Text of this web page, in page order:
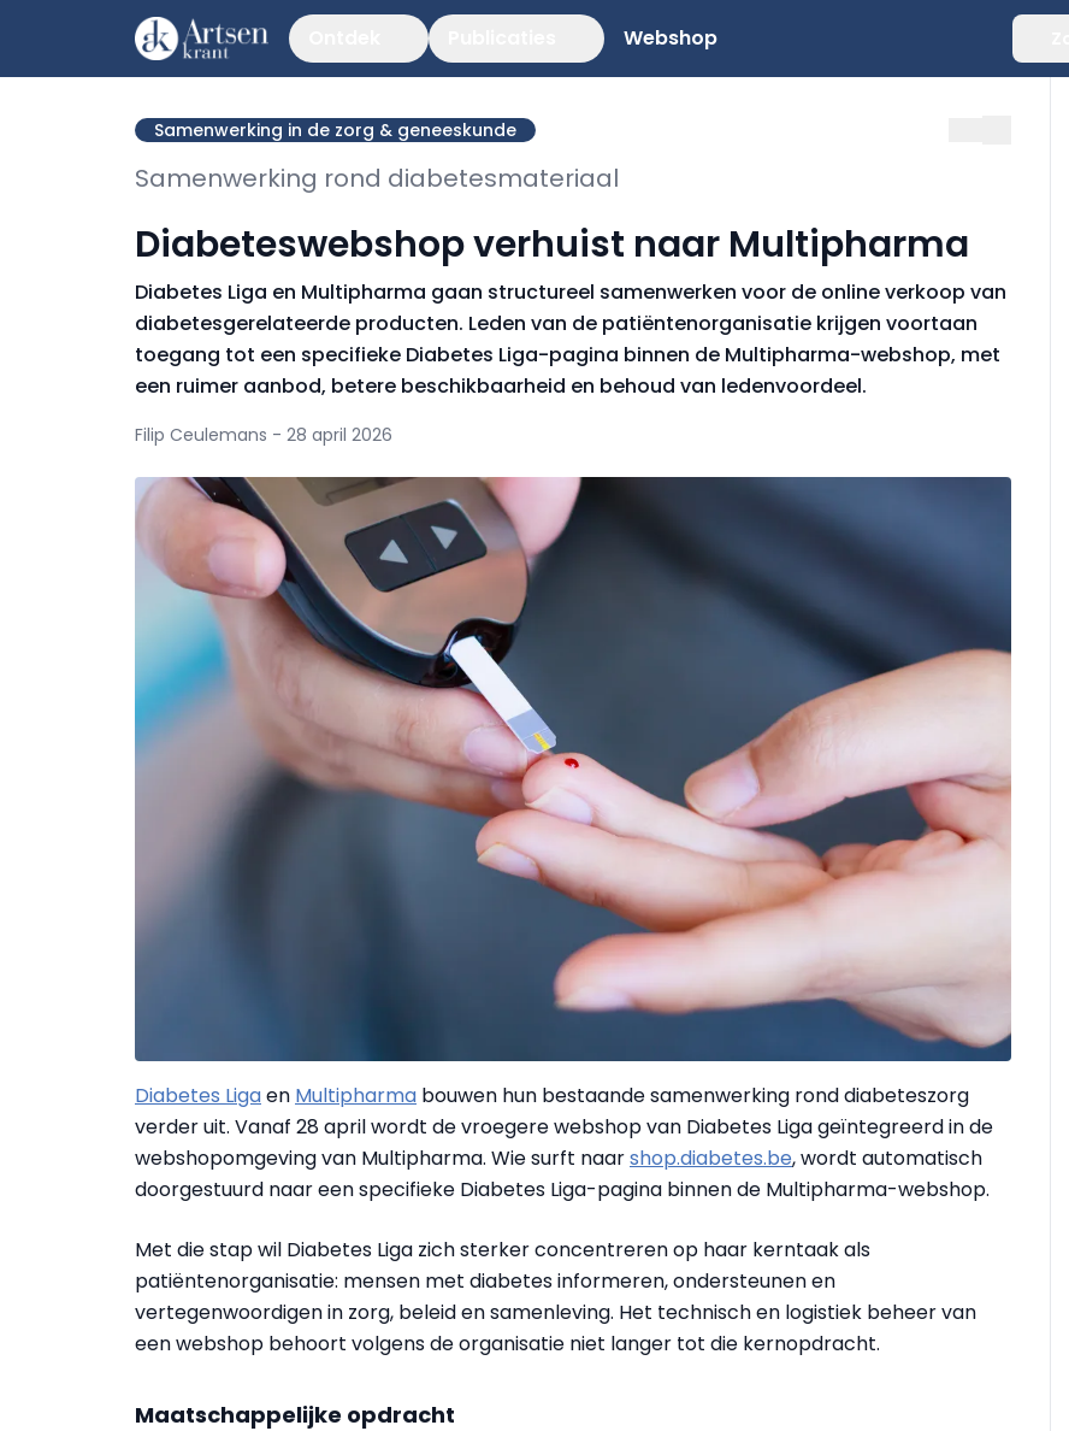
Webshop
Samenwerking in de zorg & geneeskunde
Samenwerking rond diabetesmateriaal
Diabeteswebshop verhuist naar Multipharma
Diabetes Liga en Multipharma gaan structureel samenwerken voor de online verkoop van
diabetesgerelateerde producten. Leden van de patiëntenorganisatie krijgen voortaan
toegang tot een specifieke Diabetes Liga-pagina binnen de Multipharma-webshop, met
een ruimer aanbod, betere beschikbaarheid en behoud van ledenvoordeel.
Filip Ceulemans - 28 april 2026
Diabetes Ligaen Multipharma bouwen hun bestaande samenwerking rond diabeteszorg
verder uit. Vanaf 28 april wordt de vroegere webshop van Diabetes Liga geïntegreerd in de
webshopomgeving van Multipharma. Wie surft naarshop.diabetes.be, wordt automatisch
doorgestuurd naar een specifieke Diabetes Liga-pagina binnen de Multipharma-webshop.
Met die stap wil Diabetes Liga zich sterker concentreren op haar kerntaak als
patiëntenorganisatie: mensen met diabetes informeren, ondersteunen en
vertegenwoordigen in zorg, beleid en samenleving. Het technisch en logistiek beheer van
een webshop behoort volgens de organisatie niet langer tot die kernopdracht.
Maatschappelijke opdracht